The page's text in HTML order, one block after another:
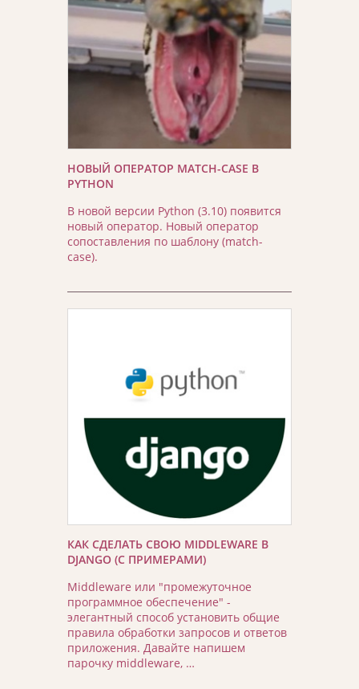
НОВЫЙ ОПЕРАТОР MATCH-CASE В
PYTHON
В новой версии Python (3.10) появится
новый оператор. Новый оператор
сопоставления по шаблону (match-
case).
КАК СДЕЛАТЬ СВОЮ MIDDLEWARE В
DJANGO (С ПРИМЕРАМИ)
Middleware или "промежуточное
программное обеспечение" -
элегантный способ установить общие
правила обработки запросов и ответов
приложения. Давайте напишем
парочку middleware, …